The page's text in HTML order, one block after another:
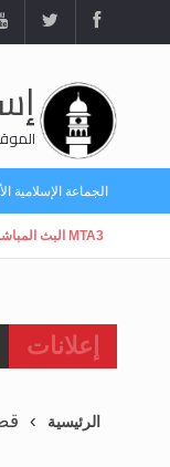
الجماعة الإسلامية
MTA3 البث المباشر
إعلانات
الرئيسية